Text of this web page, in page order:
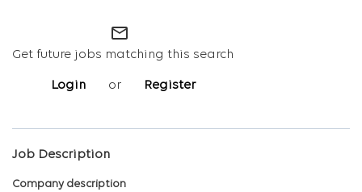
mail_outline
Get future jobs matching this search
Login or Register
Job Description
Company description